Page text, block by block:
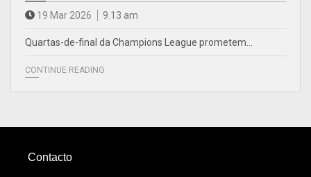
19 Mar 2026 9.13 am
Quartas-de-final da Champions League prometem…
CONTINUE READING
Contacto